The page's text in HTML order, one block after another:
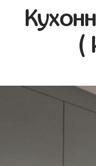
(